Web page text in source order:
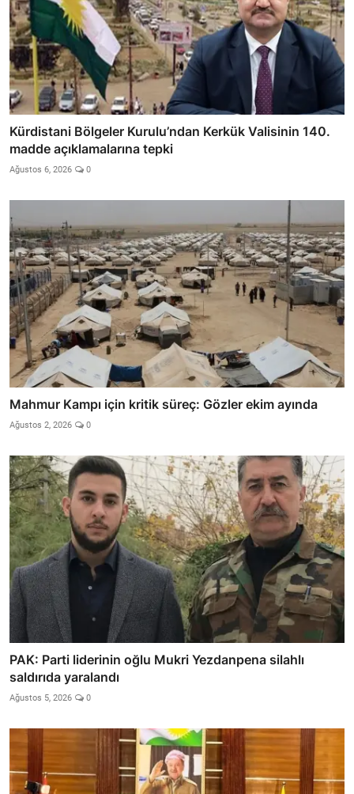
Kürdistani Bölgeler Kurulu’ndan Kerkük Valisinin 140.
madde açıklamalarına tepki
Ağustos 6, 2026 0
Mahmur Kampı için kritik süreç: Gözler ekim ayında
Ağustos 2, 2026 0
PAK: Parti liderinin oğlu Mukri Yezdanpena silahlı
saldırıda yaralandı
Ağustos 5, 2026 0